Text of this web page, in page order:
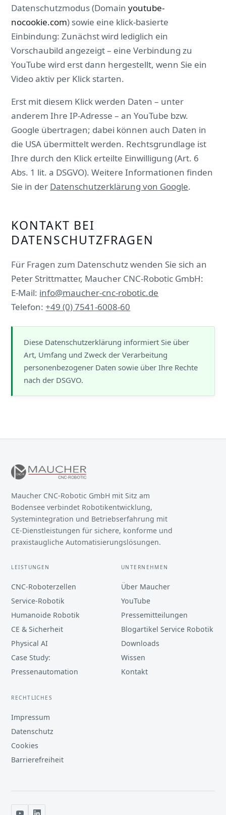
Datenschutzmodus (Domainyoutube-
nocookie.com) sowie eine klick-basierte
Einbindung: Zunächst wird lediglich ein
Vorschaubild angezeigt – eine Verbindung zu
YouTube wird erst dann hergestellt, wenn Sie ein
Video aktiv per Klick starten.
Erst mit diesem Klick werden Daten – unter
anderem Ihre IP-Adresse – an YouTube bzw.
Google übertragen; dabei können auch Daten in
die USA übermittelt werden. Rechtsgrundlage ist
Ihre durch den Klick erteilte Einwilligung (Art. 6
Abs. 1 lit. a DSGVO). Weitere Informationen finden
Sie in der Datenschutzerklärung von Google.
KONTAKT BEI
DATENSCHUTZFRAGEN
Für Fragen zum Datenschutz wenden Sie sich an
Peter Strittmatter, Maucher CNC-Robotic GmbH:
E-Mail: info@maucher-cnc-robotic.de
Telefon:+49 (0) 7541-6008-60
Diese Datenschutzerklärung informiert Sie über
Art, Umfang und Zweck der Verarbeitung
personenbezogener Daten sowie über Ihre Rechte
nach der DSGVO.
Maucher CNC-Robotic GmbH mit Sitz am
Bodensee verbindet Robotikentwicklung,
Systemintegration und Betriebserfahrung mit
CE-Dienstleistungen für sichere, konforme und
praxistaugliche Automatisierungslösungen.
LEISTUNGEN
CNC-Roboterzellen
Service-Robotik
Humanoide Robotik
CE & Sicherheit
Physical AI
Case Study:
Pressenautomation
UNTERNEHMEN
Über Maucher
YouTube
Pressemitteilungen
Blogartikel Service Robotik
Downloads
Wissen
Kontakt
RECHTLICHES
Impressum
Datenschutz
Cookies
Barrierefreiheit